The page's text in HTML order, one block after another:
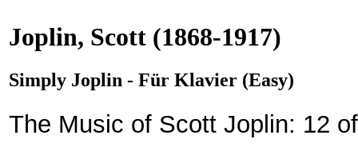
Joplin, Scott (1868-1917)
Simply Joplin - Für Klavier (Easy)
The Music of Scott Joplin: 12